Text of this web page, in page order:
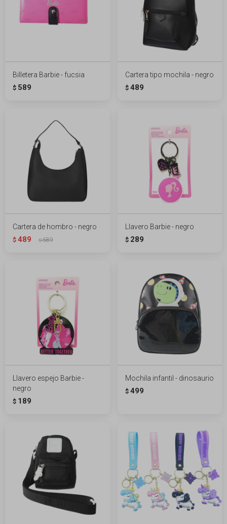
Billetera Barbie - fucsia
$ 589
Cartera tipo mochila - negro
$ 489
Cartera de hombro - negro
$ 489 $689
Llavero Barbie - negro
$ 289
Llavero espejo Barbie -
negro
$ 189
Mochila infantil - dinosaurio
$ 499